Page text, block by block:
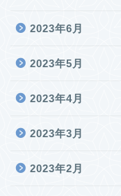
2023年6月
2023年5月
2023年4月
2023年3月
2023年2月